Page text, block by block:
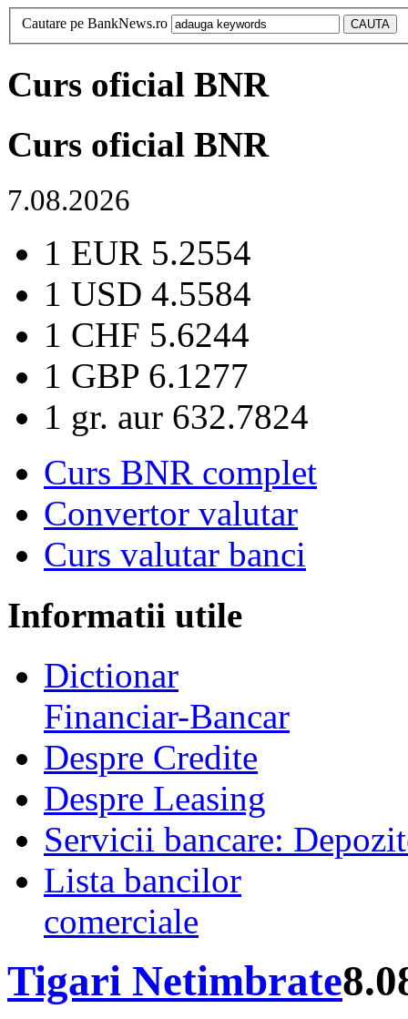
Cautare pe BankNews.ro
Curs oficial BNR
Curs oficial BNR
7.08.2026
1 EUR 5.2554
1 USD 4.5584
1 CHF 5.6244
1 GBP 6.1277
1 gr. aur 632.7824
Curs BNR complet
Convertor valutar
Curs valutar banci
Informatii utile
Dictionar
Financiar-Bancar
Despre Credite
Despre Leasing
Servicii bancare:
Lista bancilor
comerciale
Tigari Netimbrate